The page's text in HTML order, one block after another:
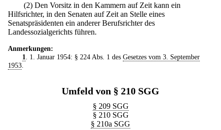
(2) Den Vorsitz in den Kammern auf Zeit kann ein
Hilfsrichter, in den Senaten auf Zeit an Stelle eines
Senatspräsidenten ein anderer Berufsrichter des
Landessozialgerichts führen.
Anmerkungen:
1
. 1. Januar 1954: § 224 Abs. 1 des Gesetzes vom 3. September
1953
Umfeld von § 210 SGG
§ 209 SGG
§ 210 SGG
§ 210a SGG